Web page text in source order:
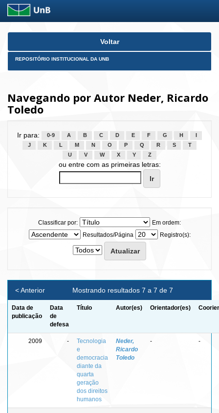
Skip
Voltar
REPOSITÓRIO INSTITUCIONAL DA UNB
Navegando por Autor Neder, Ricardo
Toledo
Ir para: 0-9 A B C D E F G H
J
K L M N O P Q R S
T
U
V W X Y Z
ou entre com as primeiras letras:
Classificar por:
Em ordem:
Resultados/Página
Registro(s):
Mostrando resultados 7 a 7 de 7
< Anterior
Data de
publicação
Data
de
defesa
Título Autor(es) Orientador(es)
2009 -
Tecnologia
e
democracia
diante da
quarta
geração
dos direitos
humanos
Neder,
Ricardo
Toledo
- -